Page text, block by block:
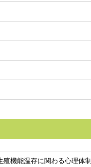
機能温存に関わる心理体制